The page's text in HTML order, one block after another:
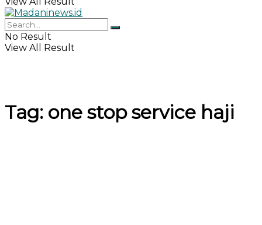
No Result
View All Result
Tag: one stop service haji